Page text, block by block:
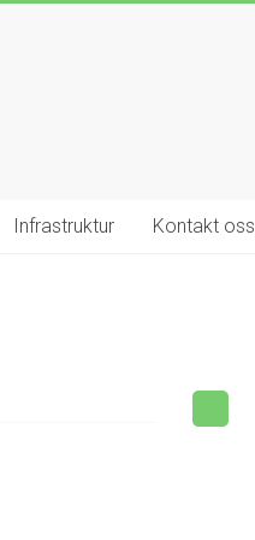
Infrastruktur Kontakt oss